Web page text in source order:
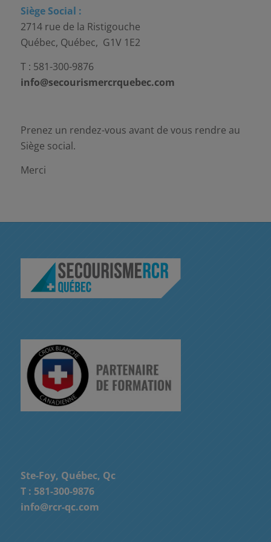
Siège Social :
2714 rue de la Ristigouche
Québec, Québec, G1V 1E2
T : 581-300-9876
info@secourismercrquebec.com
Prenez un rendez-vous avant de vous rendre au
Siège social.
Merci
Ste-Foy, Québec, Qc
T : 581-300-9876
info@rcr-qc.com